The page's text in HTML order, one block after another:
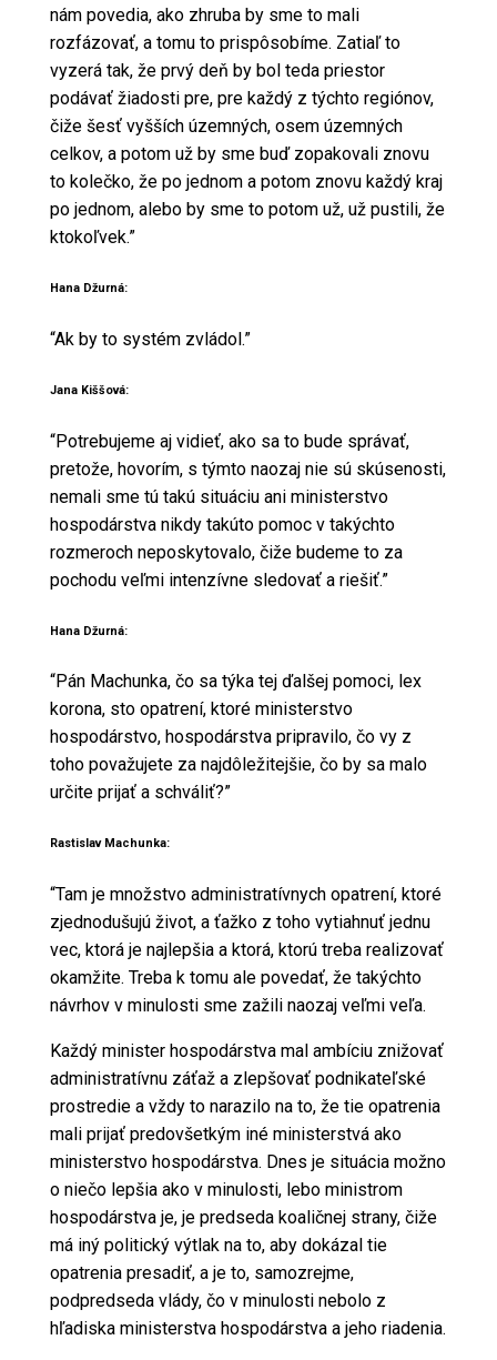
nám povedia, ako zhruba by sme to mali
rozfázovať, a tomu to prispôsobíme. Zatiaľ to
vyzerá tak, že prvý deň by bol teda priestor
podávať žiadosti pre, pre každý z týchto regiónov,
čiže šesť vyšších územných, osem územných
celkov, a potom už by sme buď zopakovali znovu
to kolečko, že po jednom a potom znovu každý kraj
po jednom, alebo by sme to potom už, už pustili, že
ktokoľvek.”
Hana Džurná:
“Ak by to systém zvládol.”
Jana Kiššová:
“Potrebujeme aj vidieť, ako sa to bude správať,
pretože, hovorím, s týmto naozaj nie sú skúsenosti,
nemali sme tú takú situáciu ani ministerstvo
hospodárstva nikdy takúto pomoc v takýchto
rozmeroch neposkytovalo, čiže budeme to za
pochodu veľmi intenzívne sledovať a riešiť.”
Hana Džurná:
“Pán Machunka, čo sa týka tej ďalšej pomoci, lex
korona, sto opatrení, ktoré ministerstvo
hospodárstvo, hospodárstva pripravilo, čo vy z
toho považujete za najdôležitejšie, čo by sa malo
určite prijať a schváliť?”
Rastislav Machunka:
“Tam je množstvo administratívnych opatrení, ktoré
zjednodušujú život, a ťažko z toho vytiahnuť jednu
vec, ktorá je najlepšia a ktorá, ktorú treba realizovať
okamžite. Treba k tomu ale povedať, že takýchto
návrhov v minulosti sme zažili naozaj veľmi veľa.
Každý minister hospodárstva mal ambíciu znižovať
administratívnu záťaž a zlepšovať podnikateľské
prostredie a vždy to narazilo na to, že tie opatrenia
mali prijať predovšetkým iné ministerstvá ako
ministerstvo hospodárstva. Dnes je situácia možno
o niečo lepšia ako v minulosti, lebo ministrom
hospodárstva je, je predseda koaličnej strany, čiže
má iný politický výtlak na to, aby dokázal tie
opatrenia presadiť, a je to, samozrejme,
podpredseda vlády, čo v minulosti nebolo z
hľadiska ministerstva hospodárstva a jeho riadenia.